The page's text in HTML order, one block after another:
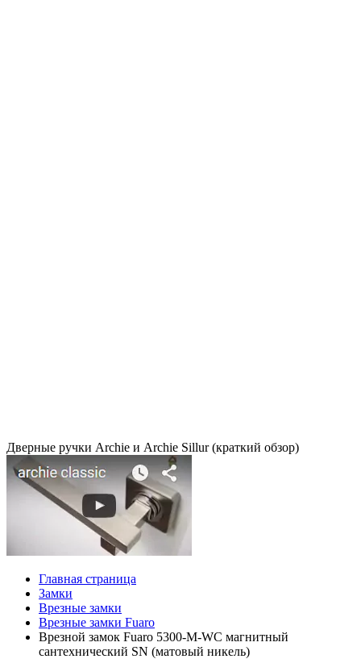
Дверные ручки Archie и Archie Sillur (краткий обзор)
Главная страница
Замки
Врезные замки
Врезные замки Fuaro
Врезной замок Fuaro 5300-M-WС магнитный
сантехнический SN (матовый никель)